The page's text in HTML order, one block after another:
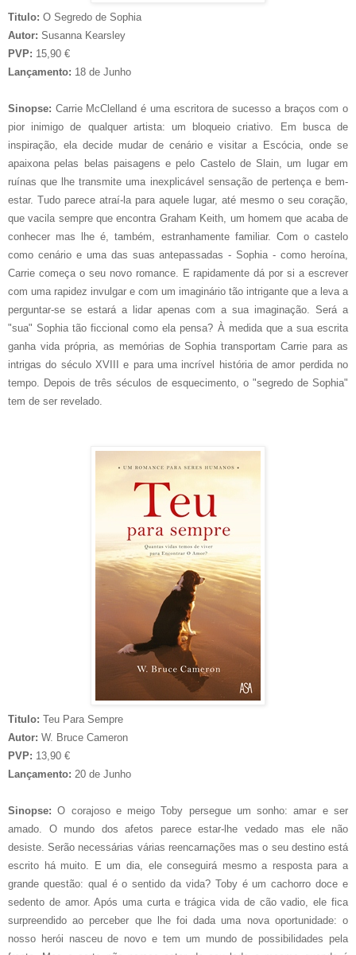
Titulo: O Segredo de Sophia
Autor: Susanna Kearsley
PVP: 15,90 €
Lançamento: 18 de Junho
Sinopse: Carrie McClelland é uma escritora de sucesso a braços com o
pior inimigo de qualquer artista: um bloqueio criativo. Em busca de
inspiração, ela decide mudar de cenário e visitar a Escócia, onde se
apaixona pelas belas paisagens e pelo Castelo de Slain, um lugar em
ruínas que lhe transmite uma inexplicável sensação de pertença e bem-
estar. Tudo parece atraí-la para aquele lugar, até mesmo o seu coração,
que vacila sempre que encontra Graham Keith, um homem que acaba de
conhecer mas lhe é, também, estranhamente familiar. Com o castelo
como cenário e uma das suas antepassadas - Sophia - como heroína,
Carrie começa o seu novo romance. E rapidamente dá por si a escrever
com uma rapidez invulgar e com um imaginário tão intrigante que a leva a
perguntar-se se estará a lidar apenas com a sua imaginação. Será a
"sua" Sophia tão ficcional como ela pensa? À medida que a sua escrita
ganha vida própria, as memórias de Sophia transportam Carrie para as
intrigas do século XVIII e para uma incrível história de amor perdida no
tempo. Depois de três séculos de esquecimento, o "segredo de Sophia"
tem de ser revelado.
Titulo: Teu Para Sempre
Autor: W. Bruce Cameron
PVP: 13,90 €
Lançamento: 20 de Junho
Sinopse: O corajoso e meigo Toby persegue um sonho: amar e ser
amado. O mundo dos afetos parece estar-lhe vedado mas ele não
desiste. Serão necessárias várias reencarnações mas o seu destino está
escrito há muito. E um dia, ele conseguirá mesmo a resposta para a
grande questão: qual é o sentido da vida? Toby é um cachorro doce e
sedento de amor. Após uma curta e trágica vida de cão vadio, ele fica
surpreendido ao perceber que lhe foi dada uma nova oportunidade: o
nosso herói nasceu de novo e tem um mundo de possibilidades pela